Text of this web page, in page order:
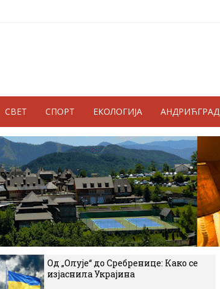
СВЕТ СПОРТ ЕКОЛОГИЈА АНДРИЋГРАД
Од „Олује“ до Сребренице: Како се
изјаснила Украјина